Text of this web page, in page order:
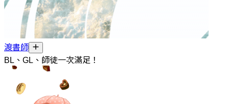
渡書師
BL、GL、師徒一次滿足！